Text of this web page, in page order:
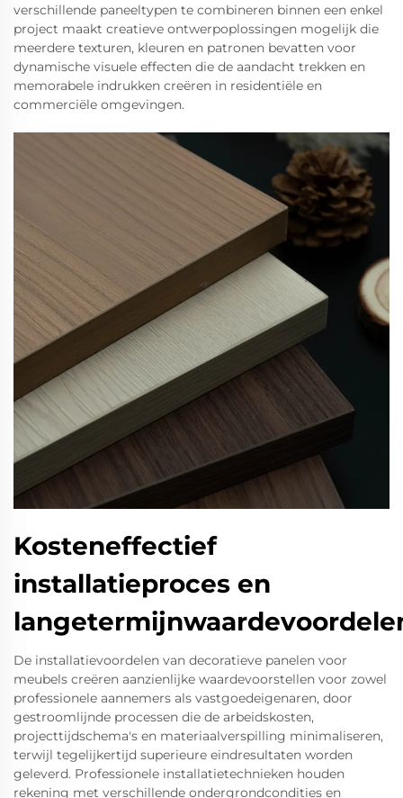
verschillende paneeltypen te combineren binnen een enkel
project maakt creatieve ontwerpoplossingen mogelijk die
meerdere texturen, kleuren en patronen bevatten voor
dynamische visuele effecten die de aandacht trekken en
memorabele indrukken creëren in residentiële en
commerciële omgevingen.
Kosteneffectief
installatieproces en
De installatievoordelen van decoratieve panelen voor
meubels creëren aanzienlijke waardevoorstellen voor zowel
professionele aannemers als vastgoedeigenaren, door
gestroomlijnde processen die de arbeidskosten,
projecttijdschema's en materiaalverspilling minimaliseren,
terwijl tegelijkertijd superieure eindresultaten worden
geleverd. Professionele installatietechnieken houden
rekening met verschillende ondergrondcondities en